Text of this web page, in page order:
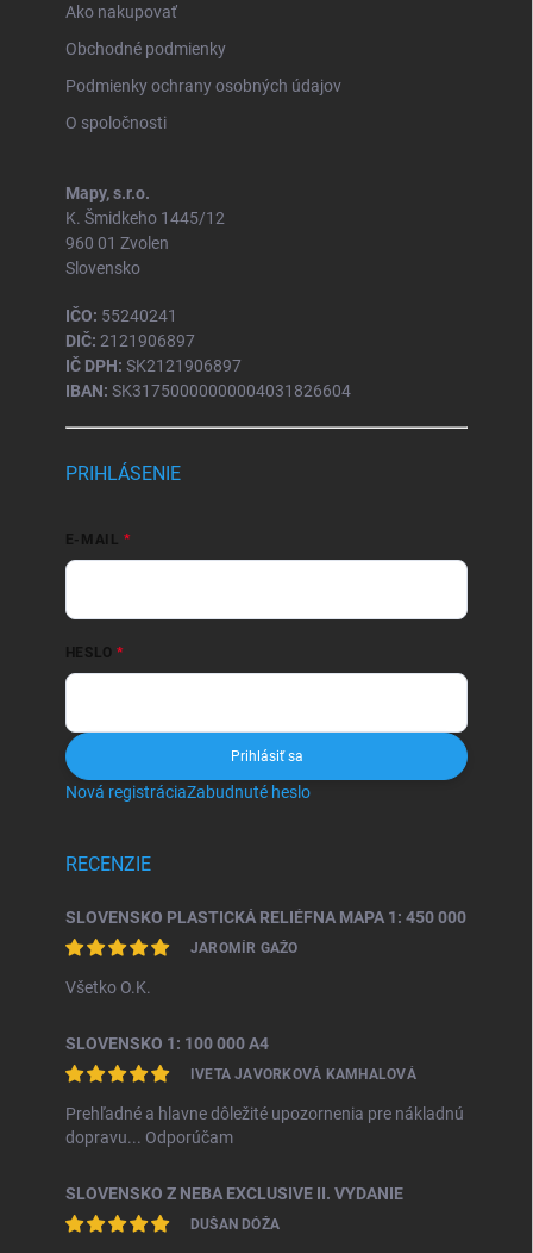
Ako nakupovať
Obchodné podmienky
Podmienky ochrany osobných údajov
O spoločnosti
Mapy, s.r.o.
K. Šmidkeho 1445/12
960 01 Zvolen
Slovensko
IČO: 55240241
DIČ: 2121906897
IČ DPH: SK2121906897
IBAN: SK31750000000004031826604
PRIHLÁSENIE
E-MAIL
HESLO
Prihlásiť sa
Nová registráciaZabudnuté heslo
RECENZIE
SLOVENSKO PLASTICKÁ RELIÉFNA MAPA 1: 450 000
JAROMÍR GAŽO
Všetko O.K.
SLOVENSKO 1: 100 000 A4
IVETA JAVORKOVÁ KAMHALOVÁ
Prehľadné a hlavne dôležité upozornenia pre nákladnú
dopravu... Odporúčam
SLOVENSKO Z NEBA EXCLUSIVE II. VYDANIE
DUŠAN DÓŽA